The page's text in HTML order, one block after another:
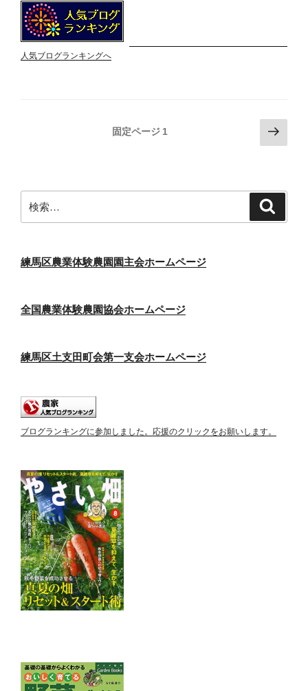
人気ブログランキングへ
ー
ジ
り
固定ページ 1
次
の
ジ
索:
練馬区農業体験農園園主会ホームページ
全国農業体験農園協会ホームページ
練馬区土支田町会第一支会ホームページ
ブログランキングに参加しました。応援のクリックをお願いします。